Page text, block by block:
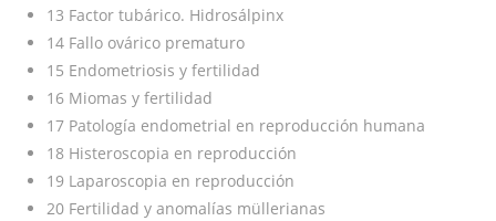
13 Factor tubárico. Hidrosálpinx
14 Fallo ovárico prematuro
15 Endometriosis y fertilidad
16 Miomas y fertilidad
17 Patología endometrial en reproducción humana
18 Histeroscopia en reproducción
19 Laparoscopia en reproducción
20 Fertilidad y anomalías müllerianas